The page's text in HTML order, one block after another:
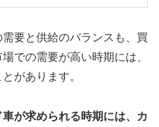
要と供給のバランスも、買
での需要が高い時期には、
があります。
が求められる時期には、カ